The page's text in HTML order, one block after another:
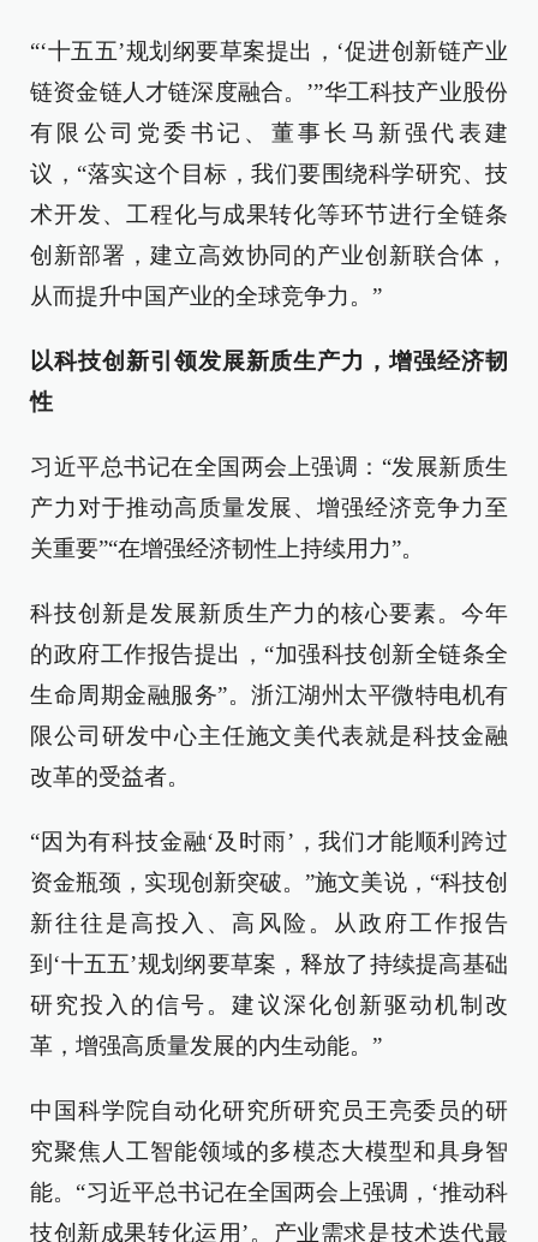
“‘十五五’规划纲要草案提出，‘促进创新链产业
链资金链人才链深度融合。’”华工科技产业股份
有限公司党委书记、董事长马新强代表建
议，“落实这个目标，我们要围绕科学研究、技
术开发、工程化与成果转化等环节进行全链条
创新部署，建立高效协同的产业创新联合体，
从而提升中国产业的全球竞争力。”
以科技创新引领发展新质生产力，增强经济韧
性
习近平总书记在全国两会上强调：“发展新质生
产力对于推动高质量发展、增强经济竞争力至
关重要”“在增强经济韧性上持续用力”。
科技创新是发展新质生产力的核心要素。今年
的政府工作报告提出，“加强科技创新全链条全
生命周期金融服务”。浙江湖州太平微特电机有
限公司研发中心主任施文美代表就是科技金融
改革的受益者。
“因为有科技金融‘及时雨’，我们才能顺利跨过
资金瓶颈，实现创新突破。”施文美说，“科技创
新往往是高投入、高风险。从政府工作报告
到‘十五五’规划纲要草案，释放了持续提高基础
研究投入的信号。建议深化创新驱动机制改
革，增强高质量发展的内生动能。”
中国科学院自动化研究所研究员王亮委员的研
究聚焦人工智能领域的多模态大模型和具身智
能。“习近平总书记在全国两会上强调，‘推动科
技创新成果转化运用’。产业需求是技术迭代最